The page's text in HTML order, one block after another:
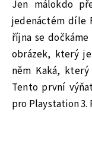
Jen málokdo
jedenáctém díle
října se
obrázek, který
něm Kaká,
Tento první
pro Playstation